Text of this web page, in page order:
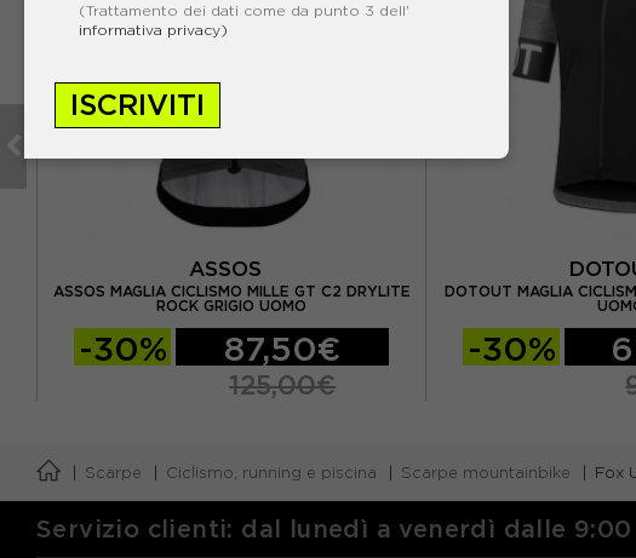
ASSOS
ASSOS MAGLIA CICLISMO MILLE GT C2 DRYLITE
ROCK GRIGIO UOMO
-30% 87,50€
125,00€
DOTOUT MAGLIA
-30%
Scarpe Ciclismo, running e piscina Scarpe mountainbike Fox
(Trattamento dei dati come da punto 3 dell'
informativa privacy)
ISCRIVITI
Servizio clienti: dal lunedì a venerdì dalle 9:00